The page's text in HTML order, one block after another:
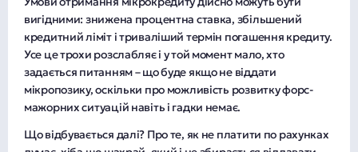
вигідними: знижена процентна ставка, збільшений
кредитний ліміт і триваліший термін погашення кредиту.
Усе це трохи розслабляє і у той момент мало, хто
задається питанням – що буде якщо не віддати
мікропозику, оскільки про можливість розвитку форс-
мажорних ситуацій навіть і гадки немає.
Що відбувається далі? Про те, як не платити по рахунках